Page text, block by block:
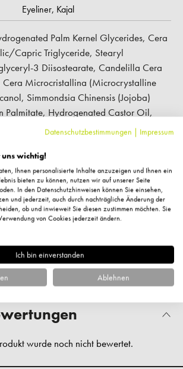
Eyeliner, Kajal
Palm Kernel Glycerides, Cera
Capric Triglyceride, Stearyl
3 Diisostearate, Candelilla Cera
Microcristallina (Microcrystalline
Simmondsia Chinensis (Jojoba)
Palmitate, Hydrogenated Castor Oil,
Glyceride, Cera Alba (Beeswax),
Tocopheryl Acetate, Lecithin,
Disodium Edta, Tocopherol, Ascorbyl
Calcium Aluminum Borosilicate,
15850, Ci 15985, Ci 19140, Ci
Ci 75470, Ci 77000, Ci 77007, Ci
Ci 77289, Ci 77491, Ci 77492, Ci
Datenschutzbestimmungen | Impressum
uns wichtig!
Ihnen personalisierte Inhalte anzuzeigen und Ihnen ein
bieten zu können, nutzen wir auf unserer Seite
In den Datenschutzhinweisen können Sie einsehen,
und jederzeit, auch durch nachträgliche Änderung der
ob und inwieweit Sie diesen zustimmen möchten. Sie
von Cookies jederzeit ändern.
Ich bin einverstanden
Ablehnen